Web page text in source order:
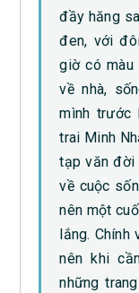
đầy hăng
đen, với
giờ có màu
về nhà,
mình trước
trai Minh
tạp văn đời
về cuộc
nên một
lắng.
nên khi
những